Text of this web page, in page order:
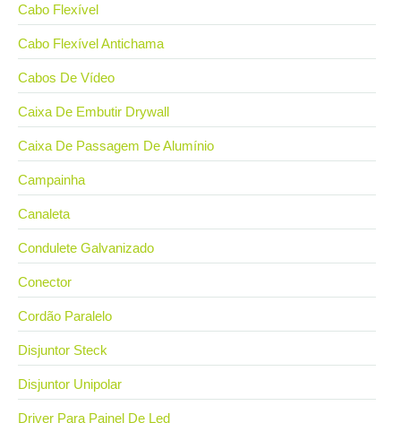
Cabo Flexível
Cabo Flexível Antichama
Cabos De Vídeo
Caixa De Embutir Drywall
Caixa De Passagem De Alumínio
Campainha
Canaleta
Condulete Galvanizado
Conector
Cordão Paralelo
Disjuntor Steck
Disjuntor Unipolar
Driver Para Painel De Led